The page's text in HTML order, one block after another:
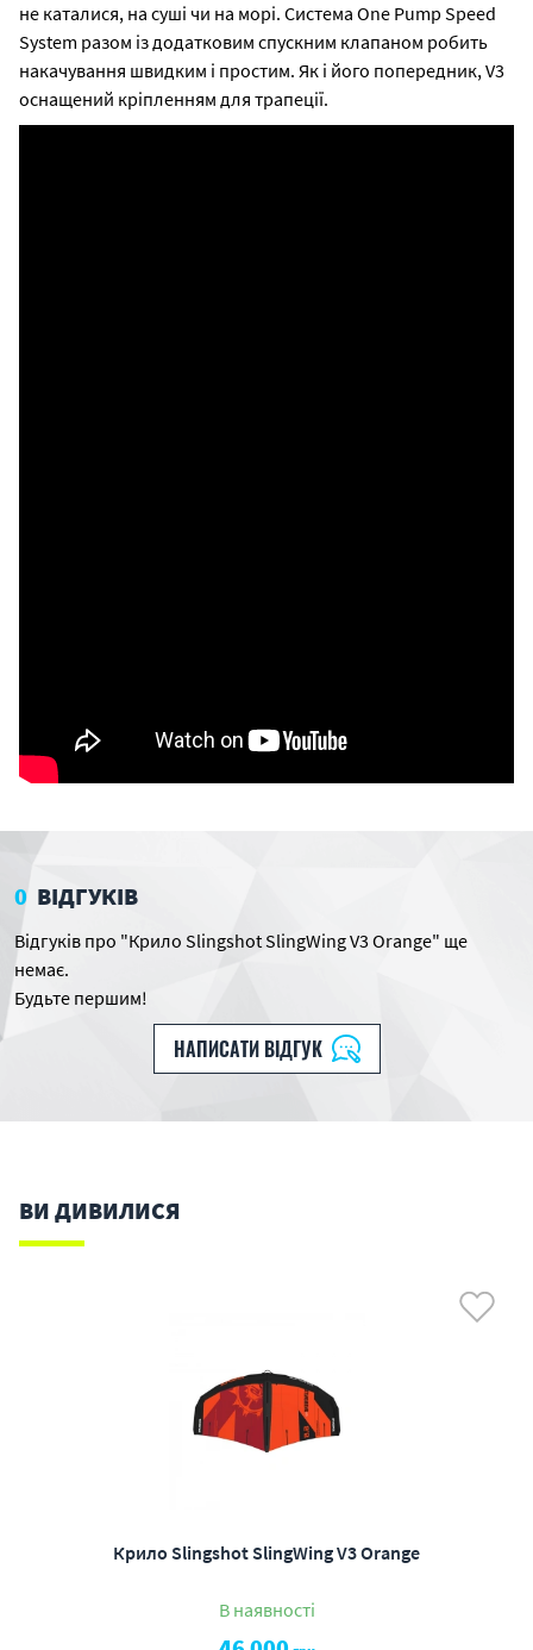
не каталися, на суші чи на морі. Система One Pump Speed
System разом із додатковим спускним клапаном робить
накачування швидким і простим. Як і його попередник, V3
оснащений кріпленням для трапеції.
0 ВІДГУКІВ
Відгуків про "Крило Slingshot SlingWing V3 Orange" ще
немає.
Будьте першим!
НАПИСАТИ ВІДГУК
ВИ ДИВИЛИСЯ
Крило Slingshot SlingWing V3 Orange
В наявності